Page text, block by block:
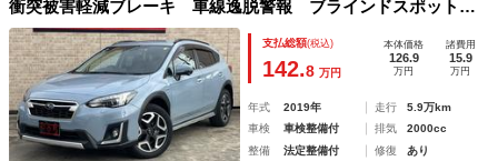
衝突被害軽減ブレーキ 車線逸脱警報 ブラインドスポットモ
ニター リヤパーキングセンサー レーダークルーズコントロ
ール ＥＴＣ２．０ ＬＥＤヘッドライト 純正アルミ
支払総額(税込)
142.8 万円
本体価格
126.9
万円
諸費用
15.9
万円
年式 2019年 走行
5.9万km
車検
車検整備付 排気
2000cc
整備
法定整備付 修復
あり